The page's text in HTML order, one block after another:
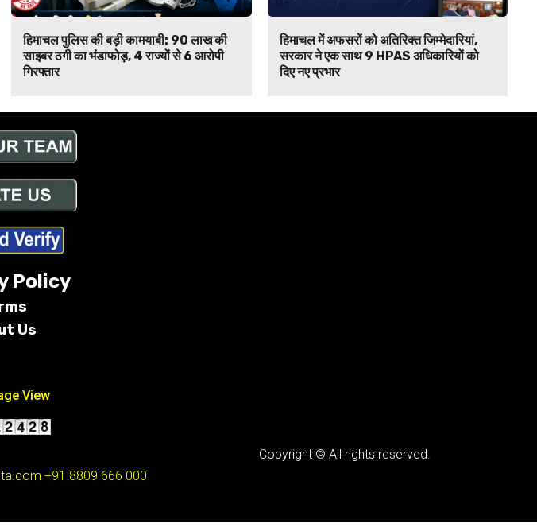
हिमाचल पुलिस की बड़ी कामयाबी: ₹90 लाख की
साइबर ठगी का भंडाफोड़, 4 राज्यों से 6 आरोपी
गिरफ्तार
हिमाचल में अफसरों को अतिरिक्त जिम्मेदारियां,
सरकार ने एक साथ 9 HPAS अधिकारियों को
दिए नए प्रभार
Policy
Us
View
Copyright © All rights reserved.
+91 8809 666 000